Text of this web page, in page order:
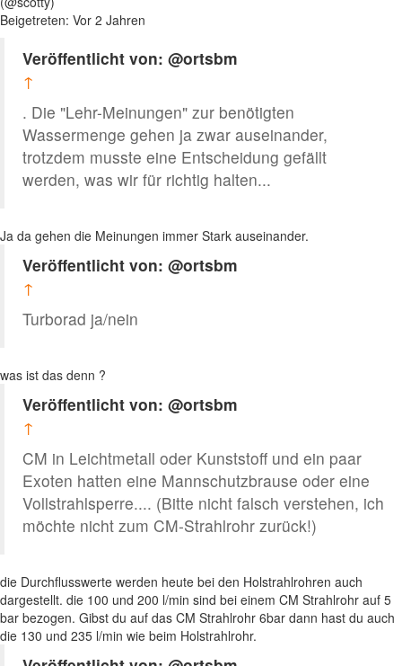
Beigetreten: Vor 2 Jahren
Veröffentlicht von: @ortsbm
↑
. Die "Lehr-Meinungen" zur benötigten
Wassermenge gehen ja zwar auseinander,
trotzdem musste eine Entscheidung gefällt
werden, was wir für richtig halten...
Ja da gehen die Meinungen immer Stark auseinander.
Veröffentlicht von: @ortsbm
↑
Turborad ja/nein
was ist das denn ?
Veröffentlicht von: @ortsbm
↑
CM in Leichtmetall oder Kunststoff und ein paar
Exoten hatten eine Mannschutzbrause oder eine
Vollstrahlsperre.... (Bitte nicht falsch verstehen, ich
möchte nicht zum CM-Strahlrohr zurück!)
die Durchflusswerte werden heute bei den Holstrahlrohren auch
dargestellt. die 100 und 200 l/min sind bei einem CM Strahlrohr auf 5
bar bezogen. Gibst du auf das CM Strahlrohr 6bar dann hast du auch
die 130 und 235 l/min wie beim Holstrahlrohr.